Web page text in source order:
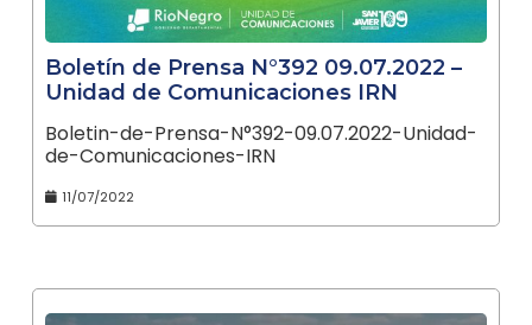
Boletín de Prensa N°392 09.07.2022 –
Unidad de Comunicaciones IRN
Boletin-de-Prensa-N°392-09.07.2022-Unidad-
de-Comunicaciones-IRN
11/07/2022